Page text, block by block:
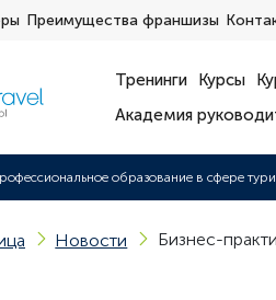
Преимущества франшизы
Тренинги Курсы
Академия
образование в сфере
Новости Бизнес-